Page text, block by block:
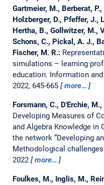
Gartmeier, M., Berberat,
Holzberger, D., Pfeffer, J.,
Hertha, B., Gollwitzer, M.,
Schons, C., Pickal, A. J.,
Fischer, M. R.:
simulations – learning
education. Information
2022, 645-665
more…
Forsmann, C., D'Erchie,
Developing Measures of
and Algebra Knowledge in
the network ”Developing
Methodological
2022
more…
Foulkes, M., Inglis, M.,